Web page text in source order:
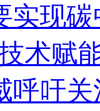
实现
术赋
呼吁